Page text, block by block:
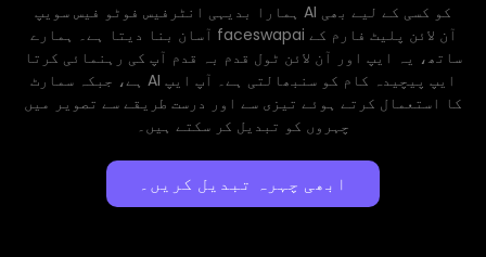
ہمارا بدیہی انٹرفیس فوٹو فیس سویپ AI کو کسی کے لیے بھی
آسان بنا دیتا ہے۔ ہمارے faceswapai آن لائن پلیٹ فارم کے
ساتھ، یہ ایپ اور آن لائن ٹول قدم بہ قدم آپ کی رہنمائی کرتا
ہے، جبکہ سمارٹ AI ایپ پیچیدہ کام کو سنبھالتی ہے۔ آپ ایپ
کا استعمال کرتے ہوئے تیزی سے اور درست طریقے سے تصویر میں
چہروں کو تبدیل کر سکتے ہیں۔
ابھی چہرہ تبدیل کریں۔